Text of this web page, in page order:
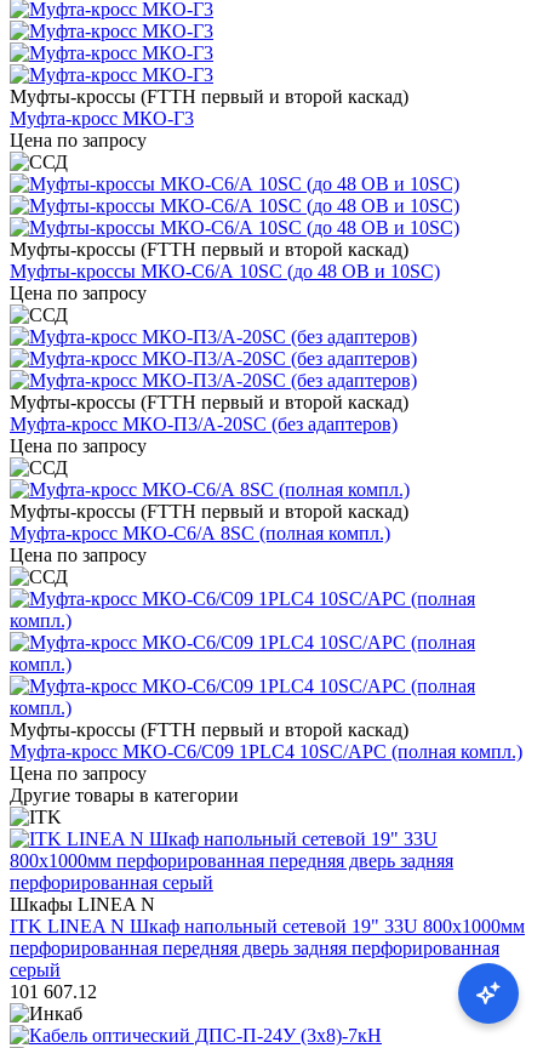
Муфты-кроссы (FTTH первый и второй каскад)
Муфта-кросс МКО-Г3
Цена по запросу
Муфты-кроссы (FTTH первый и второй каскад)
Муфты-кроссы МКО-С6/А 10SC (до 48 ОВ и 10SC)
Цена по запросу
Муфты-кроссы (FTTH первый и второй каскад)
Муфта-кросс МКО-П3/А-20SC (без адаптеров)
Цена по запросу
Муфты-кроссы (FTTH первый и второй каскад)
Муфта-кросс МКО-С6/А 8SC (полная компл.)
Цена по запросу
Муфты-кроссы (FTTH первый и второй каскад)
Муфта-кросс МКО-С6/С09 1PLC4 10SC/APC (полная компл.)
Цена по запросу
Другие товары в категории
Шкафы LINEA N
ITK LINEA N Шкаф напольный сетевой 19" 33U 800х1000мм
перфорированная передняя дверь задняя перфорированная
серый
101 607.12